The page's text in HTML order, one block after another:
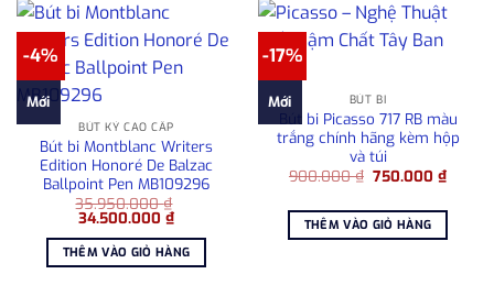
-4%
Mới
BÚT KÝ CAO CẤP
Bút bi Montblanc Writers
Edition Honoré De Balzac
Ballpoint Pen MB109296
35.950.000₫
Giá
là:
35.950.000 ₫.
34.500.000 ₫Giá
hiện
tại
là:
34.500.000 ₫.
THÊM VÀO GIỎ HÀNG
-17%
Mới BÚT BI
Bút bi Picasso 717 RB màu
trắng chính hãng kèm hộp
và túi
900.000₫ Giá
900.000 ₫.
750.000₫Giá
hiện
THÊM VÀO GIỎ HÀNG